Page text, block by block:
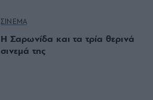
ΣΙΝΕΜΑ
Η Σαρωνίδα και τα τρία θερινά
σινεμά της